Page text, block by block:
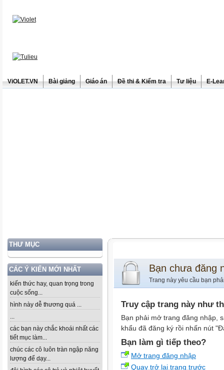
ViOLET.VN Bài giảng Giáo án Đề thi & Kiểm tra Tư liệu E-
THƯ MỤC
CÁC Ý KIẾN MỚI NHẤT
kiến thức hay, quan trọng trong
cuộc sống...
hình này dễ thương quá ...
...
các bạn này chắc khoái nhất các
tiết mục làm...
chúc các cô luôn tràn ngập năng
lượng để dạy...
Bạn chưa đăng
Trang này yêu cầu bạn
Truy cập trang này như
Bạn phải mở trang đăng nhập,
khẩu đã đăng ký rồi nhấn nút
Bạn làm gì tiếp theo?
Mở trang đăng nhập
Quay trở lại trang trước